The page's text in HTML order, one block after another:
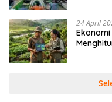
24 April